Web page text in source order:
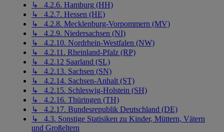
↳ 4.2.6. Hamburg (HH)
↳ 4.2.7. Hessen (HE)
↳ 4.2.8. Mecklenburg-Vorpommern (MV)
↳ 4.2.9. Niedersachsen (NI)
↳ 4.2.10. Nordrhein-Westfalen (NW)
↳ 4.2.11. Rheinland-Pfalz (RP)
↳ 4.2.12 Saarland (SL)
↳ 4.2.13. Sachsen (SN)
↳ 4.2.14. Sachsen-Anhalt (ST)
↳ 4.2.15. Schleswig-Holstein (SH)
↳ 4.2.16. Thüringen (TH)
↳ 4.2.17. Bundesrepublik Deutschland (DE)
↳ 4.3. Sonstige Statisiken zu Kinder, Müttern, Vätern
und Großeltern